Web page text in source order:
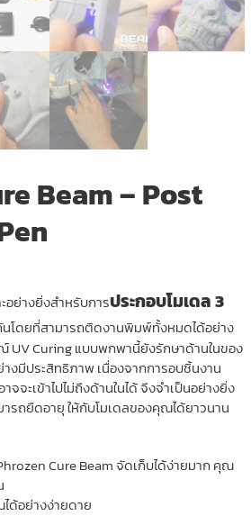
Beam – Post
อย่างยิ่งสำหรับการประกอบโมเดล 3
โดยที่สามารถติดงานพิมพ์ทั้งหมดได้อย่าง
UV Curing แบบพกพานี้ยังรักษาด้านในของ
มีประสิทธิภาพ เนื่องจากการอบชิ้นงาน
จะเข้าไปไม่ถึงด้านในได้ จึงจำเป็นอย่างยิ่ง
ารถยืดอายุ ให้กับโมเดลของคุณได้ยาวนาน
Cure Beam จัดเก็บได้ง่ายมาก คุณ
ด้อย่างง่ายดาย